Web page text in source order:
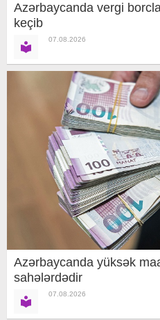
Azərbaycanda vergi
keçib
07.08.2026
Azərbaycanda yüksək
sahələrdədir
07.08.2026